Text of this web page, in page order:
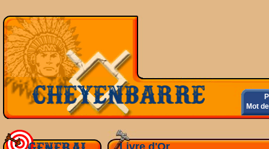
Mot
Livre d'Or